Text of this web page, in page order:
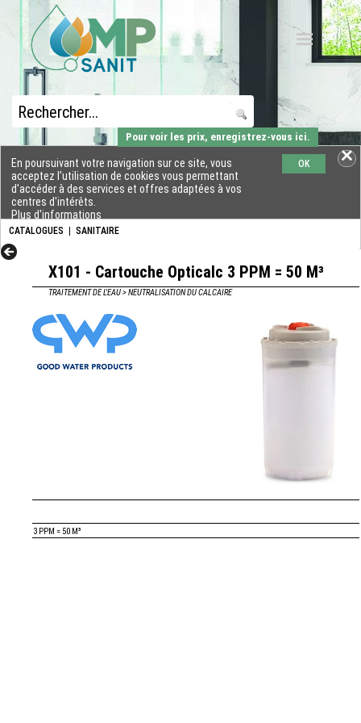
CATALOGUES SANITAIRE
En poursuivant votre navigation sur ce site, vous
acceptez l'utilisation de cookies vous permettant
d'accéder à des services et offres adaptées à vos
centres d'intérêts.
Plus d'informations
OK
Pour voir les prix, enregistrez-vous ici.